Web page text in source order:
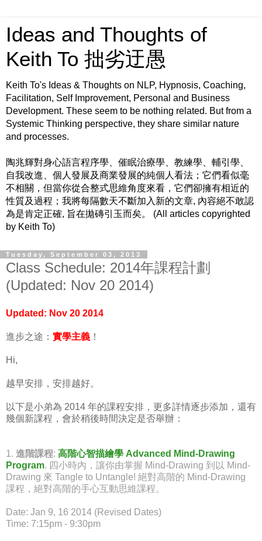
Ideas and Thoughts of
Keith To 拙劣迂愚
Keith To's Ideas & Thoughts on NLP, Hypnosis, Coaching,
Facilitation, Self Improvement, Personal and Business
Development. These seem to be nothing related. But from a
Systemic Thinking perspective, they share similar nature
and processes.
陶兆輝對身心語言程序學、催眠治療學、教練學、輔引學、
自我改進、個人發展及商業發展的純個人看法；它們看似毫
不相關，但當你從合整式思維角度來看，它們卻擁有相近的
性質及過程；我將每隔數天不斷加入新的文章, 內容絕不敢認
為是肯定正確, 旨在拋磚引玉而矣。 (All articles copyrighted
by Keith To)
Tuesday, September 03, 2013
Class Schedule: 2014年課程計劃
(Updated: Nov 20 2014)
Updated: Nov 20 2014
進步之途： 實學主義 ！
Hi,
越早安排，安排越好。
以下是小弟為 2014 年的課程安排，更多詳情逐步添加，還有
幾個新課程，會於稍後時間決定是否舉辦：
1. 進階課程: 高階心智描繪學 Advanced Mind-Drawing
Program. 四小時內，讓你由掌握 Mind-Drawing 到以 Mind-
Drawing 來 Tangle to Untangle! 絕對高階的 Mind-Drawing
課程，絕對高階的手心互動思維課程。
Date: Jan 9, 16 2014 (Revised Dates)
Time: 7:15pm - 9:30pm